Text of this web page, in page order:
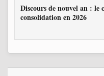
Discours de nouvel an : le
consolidation en 2026